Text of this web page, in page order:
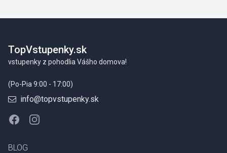
TopVstupenky.sk
vstupenky z pohodlia Vášho domova!
(Po-Pia 9:00 - 17:00)
info@topvstupenky.sk
FacebookInstagram
BLOG